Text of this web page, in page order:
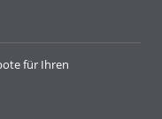
für Ihren